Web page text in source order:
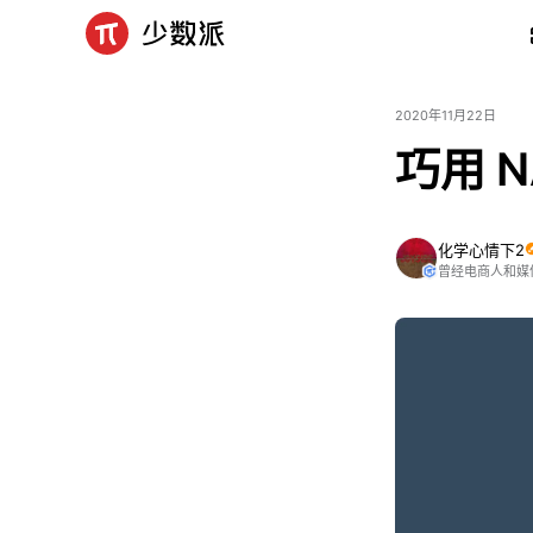
2020年11月22日
巧用
化学心情下2
曾经电商人和